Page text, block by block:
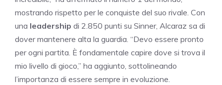
mostrando rispetto per le conquiste del suo rivale. Con
una leadership di 2.850 punti su Sinner, Alcaraz sa di
dover mantenere alta la guardia. “Devo essere pronto
per ogni partita. È fondamentale capire dove si trova il
mio livello di gioco,” ha aggiunto, sottolineando
l’importanza di essere sempre in evoluzione.